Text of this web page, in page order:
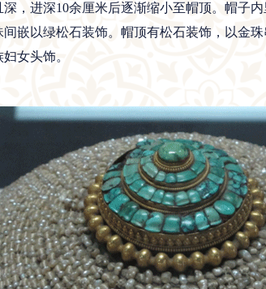
，进深10余厘米后逐渐缩小至帽顶。帽子
嵌以绿松石装饰。帽顶有松石装饰，以金
女头饰。